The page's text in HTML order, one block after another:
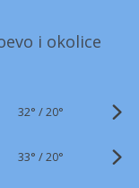
i okolice
32° /20°
33° /20°